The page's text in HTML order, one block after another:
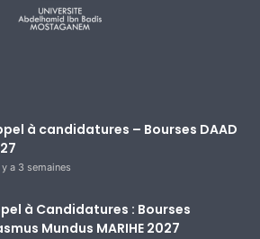
à candidatures – Bourses DAAD
a 3 semaines
à Candidatures : Bourses
Mundus MARIHE 2027